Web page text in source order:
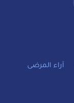
آراء المرضى